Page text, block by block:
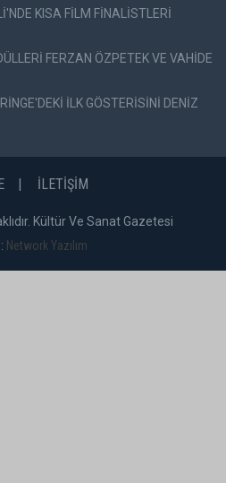
KISA FİLM FİNALİSTLERİ
FERZAN ÖZPETEK VE VAHİDE
İLK GÖSTERİSİNİ DENİZ
İLETİŞİM
Kültür Ve Sanat Gazetesi
Network Yazılım